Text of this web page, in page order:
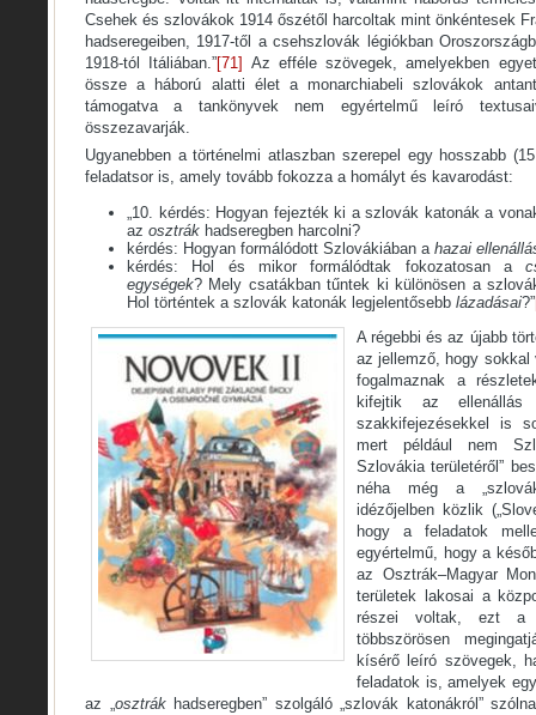
Csehek és szlovákok 1914 őszétől harcoltak mint önkéntesek
hadseregeiben, 1917-től a csehszlovák légiókban
1918-tól Itáliában.”[71] Az efféle szövegek, amelyekben
össze a háború alatti élet a monarchiabeli szlovákok
támogatva a tankönyvek nem egyértelmű leíró
összezavarják.
Ugyanebben a történelmi atlaszban szerepel egy hosszabb
feladatsor is, amely tovább fokozza a homályt és kavarodást:
„10. kérdés: Hogyan fejezték ki a szlovák katonák a
az osztrák hadseregben harcolni?
kérdés: Hogyan formálódott Szlovákiában a hazai
kérdés: Hol és mikor formálódtak fokozatosan a
egységek? Mely csatákban tűntek ki különösen a
Hol történtek a szlovák katonák legjelentősebb lázadásai?”
A régebbi és az újabb
az jellemző, hogy sokkal
fogalmaznak a
kifejtik az ellenállás
szakkifejezésekkel is
mert például nem
Szlovákia területéről”
néha még a
idézőjelben közlik
hogy a feladatok
egyértelmű, hogy a
az Osztrák–Magyar
területek lakosai a
részei voltak, ezt
többszörösen
kísérő leíró szövegek,
feladatok is, amelyek
az „osztrák hadseregben” szolgáló „szlovák katonákról”